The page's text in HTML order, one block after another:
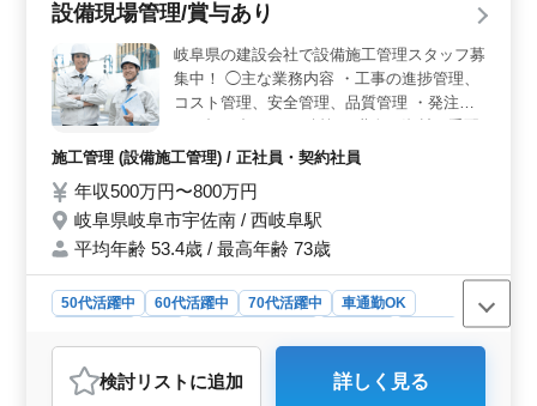
当します。安全・品質・原価・工程を管理し、メンテナ
設備現場管理/賞与あり
岐阜県の建設会社で設備施工管理スタッフ募
集中！ ◯主な業務内容 ・工事の進捗管理、
コスト管理、安全管理、品質管理 ・発注者
・施工図の作成・修正 ・書類作成、近隣住
ランも活躍している企業です。 今までの経
験を活かして頂ける方、ぜひご応募くださ
い！ ＊賞与あり ＊昇給制度あり ＊車通勤
OK ＊50歳以上活躍中 ＊60歳以上活躍中
施工管理 (設備施工管理) / 正社員・契約社員
年収500万円〜800万円
岐阜県岐阜市宇佐南 / 西岐阜駅
平均年齢 53.4歳 / 最高年齢 73歳
50代活躍中 60代活躍中 70代活躍中
車通勤OK
おすすめポイント
検討リスト に追加 詳しく見る